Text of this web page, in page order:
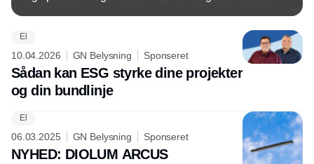
El
10.04.2026 GN Belysning Sponseret
Sådan kan ESG styrke dine projekter
og din bundlinje
El
06.03.2025 GN Belysning Sponseret
NYHED: DIOLUM ARCUS